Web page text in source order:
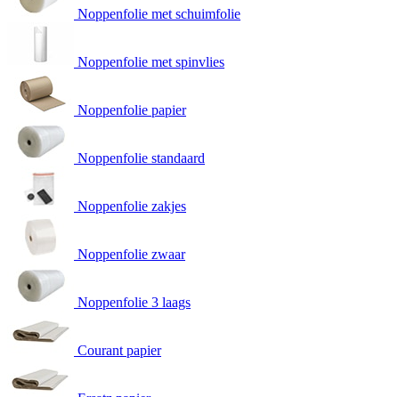
Noppenfolie met schuimfolie
Noppenfolie met spinvlies
Noppenfolie papier
Noppenfolie standaard
Noppenfolie zakjes
Noppenfolie zwaar
Noppenfolie 3 laags
Courant papier